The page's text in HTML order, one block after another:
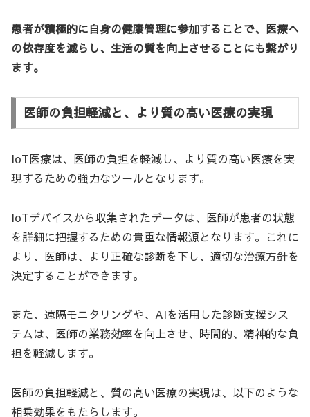
患者が積極的に自身の健康管理に参加することで、医療へ
の依存度を減らし、生活の質を向上させることにも繋がり
ます。
医師の負担軽減と、より質の高い医療の実現
IoT医療は、医師の負担を軽減し、より質の高い医療を実
現するための強力なツールとなります。
IoTデバイスから収集されたデータは、医師が患者の状態
を詳細に把握するための貴重な情報源となります。これに
より、医師は、より正確な診断を下し、適切な治療方針を
決定することができます。
また、遠隔モニタリングや、AIを活用した診断支援シス
テムは、医師の業務効率を向上させ、時間的、精神的な負
担を軽減します。
医師の負担軽減と、質の高い医療の実現は、以下のような
相乗効果をもたらします。